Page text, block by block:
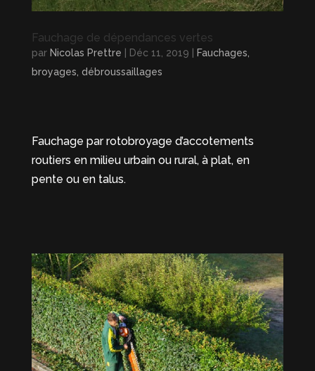
Fauchage de dépendances vertes
par Nicolas Prettre Déc 11, 2019
Fauchages,
broyages, débroussaillages
Fauchage par rotobroyage d’accotements
routiers en milieu urbain ou rural, à plat, en
pente ou en talus.